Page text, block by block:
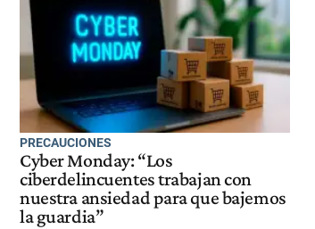
PRECAUCIONES
Cyber Monday: “Los
ciberdelincuentes trabajan con
nuestra ansiedad para que bajemos
la guardia”